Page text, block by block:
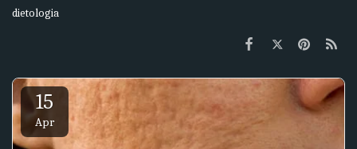
dietologia
15
Apr